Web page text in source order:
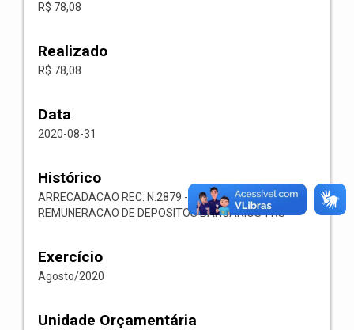
R$ 78,08
Realizado
R$ 78,08
Data
2020-08-31
Histórico
ARRECADACAO REC. N.2879 -- 1321.00.1.1.03-
REMUNERACAO DE DEPOSITOS BANCARIOS-FNS
Exercício
Agosto/2020
Unidade Orçamentária